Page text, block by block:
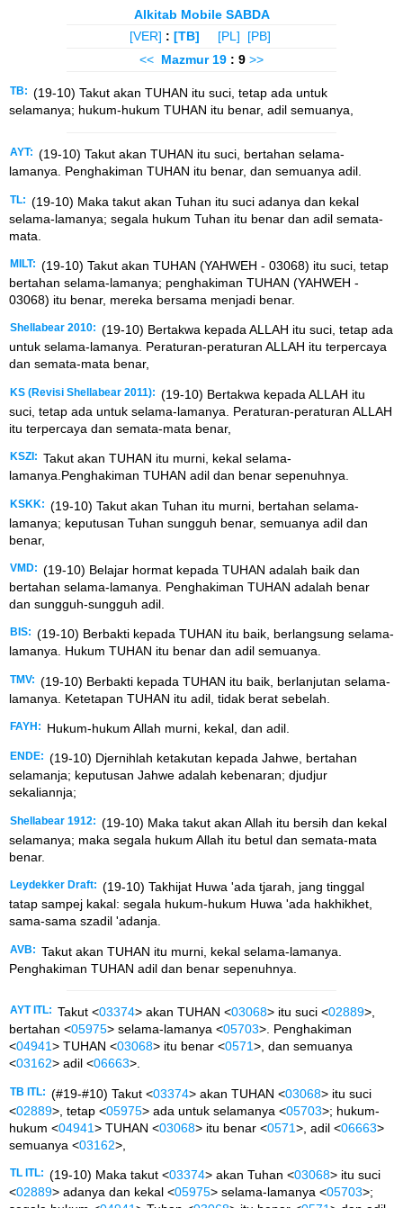
Alkitab Mobile SABDA
[VER] : [TB] [PL]
[PB]
<< Mazmur 19 : 9 >>
TB: (19-10) Takut akan TUHAN itu suci, tetap ada untuk
selamanya; hukum-hukum TUHAN itu benar, adil semuanya,
AYT: (19-10) Takut akan TUHAN itu suci, bertahan selama-
lamanya. Penghakiman TUHAN itu benar, dan semuanya adil.
TL: (19-10) Maka takut akan Tuhan itu suci adanya dan kekal
selama-lamanya; segala hukum Tuhan itu benar dan adil semata-
mata.
MILT: (19-10) Takut akan TUHAN (YAHWEH - 03068) itu suci, tetap
bertahan selama-lamanya; penghakiman TUHAN (YAHWEH -
03068) itu benar, mereka bersama menjadi benar.
Shellabear 2010: (19-10) Bertakwa kepada ALLAH itu suci, tetap ada
untuk selama-lamanya. Peraturan-peraturan ALLAH itu terpercaya
dan semata-mata benar,
KS (Revisi Shellabear 2011): (19-10) Bertakwa kepada ALLAH itu
suci, tetap ada untuk selama-lamanya. Peraturan-peraturan ALLAH
itu terpercaya dan semata-mata benar,
KSZI: Takut akan TUHAN itu murni, kekal selama-
lamanya.Penghakiman TUHAN adil dan benar sepenuhnya.
KSKK: (19-10) Takut akan Tuhan itu murni, bertahan selama-
lamanya; keputusan Tuhan sungguh benar, semuanya adil dan
benar,
VMD: (19-10) Belajar hormat kepada TUHAN adalah baik dan
bertahan selama-lamanya. Penghakiman TUHAN adalah benar
dan sungguh-sungguh adil.
BIS: (19-10) Berbakti kepada TUHAN itu baik, berlangsung selama-
lamanya. Hukum TUHAN itu benar dan adil semuanya.
TMV: (19-10) Berbakti kepada TUHAN itu baik, berlanjutan selama-
lamanya. Ketetapan TUHAN itu adil, tidak berat sebelah.
FAYH: Hukum-hukum Allah murni, kekal, dan adil.
ENDE: (19-10) Djernihlah ketakutan kepada Jahwe, bertahan
selamanja; keputusan Jahwe adalah kebenaran; djudjur
sekaliannja;
Shellabear 1912: (19-10) Maka takut akan Allah itu bersih dan kekal
selamanya; maka segala hukum Allah itu betul dan semata-mata
benar.
Leydekker Draft: (19-10) Takhijat Huwa 'ada tjarah, jang tinggal
tatap sampej kakal: segala hukum-hukum Huwa 'ada hakhikhet,
sama-sama szadil 'adanja.
AVB: Takut akan TUHAN itu murni, kekal selama-lamanya.
Penghakiman TUHAN adil dan benar sepenuhnya.
AYT ITL: Takut <03374> akan TUHAN <03068> itu suci <02889>,
bertahan <05975> selama-lamanya <05703>. Penghakiman
<04941> TUHAN <03068> itu benar <0571>, dan semuanya
<03162> adil <06663>.
TB ITL: (#19-#10) Takut <03374> akan TUHAN <03068> itu suci
<02889>, tetap <05975> ada untuk selamanya <05703>; hukum-
hukum <04941> TUHAN <03068> itu benar <0571>, adil <06663>
semuanya <03162>,
TL ITL: (19-10) Maka takut <03374> akan Tuhan <03068> itu suci
<02889> adanya dan kekal <05975> selama-lamanya <05703>;